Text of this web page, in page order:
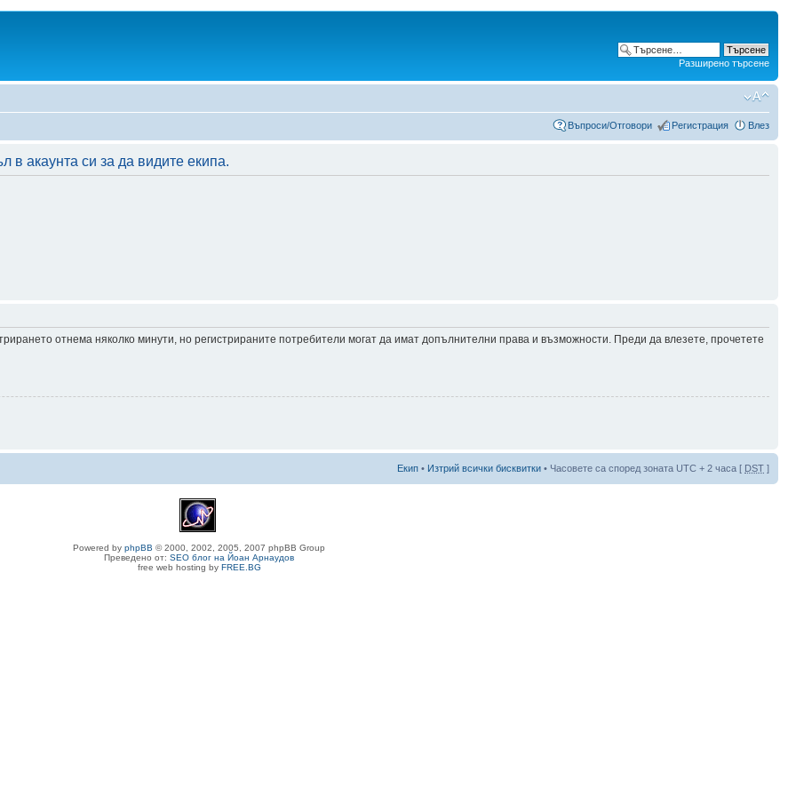
Разширено търсене
Въпроси/Отговори Регистрация Влез
в акаунта си за да видите екипа.
отнема няколко минути, но регистрираните потребители могат да имат допълнителни права и възможности. Преди да влезете, прочетете
Екип • Изтрий всички бисквитки • Часовете са според зоната UTC + 2 часа [ DST ]
Powered by phpBB © 2000, 2002, 2005, 2007 phpBB Group
Преведено от: SEO блог на Йоан Арнаудов
free web hosting by FREE.BG